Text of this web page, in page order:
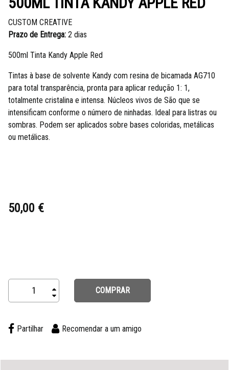
CUSTOM CREATIVE
Prazo de Entrega: 2 dias
500ml Tinta Kandy Apple Red
Tintas à base de solvente Kandy com resina de bicamada AG710
para total transparência, pronta para aplicar redução 1: 1,
totalmente cristalina e intensa. Núcleos vivos de São que se
intensificam conforme o número de ninhadas. Ideal para listras ou
sombras. Podem ser aplicados sobre bases coloridas, metálicas
ou metálicas.
50,00 €
COMPRAR
Partilhar Recomendar a um amigo